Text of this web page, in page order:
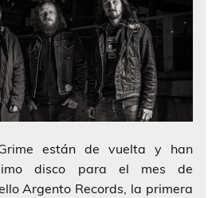
están de vuelta y han
disco para el mes de
Argento Records, la primera